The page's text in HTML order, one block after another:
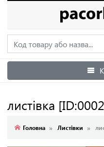
листівка
Головна Листівки